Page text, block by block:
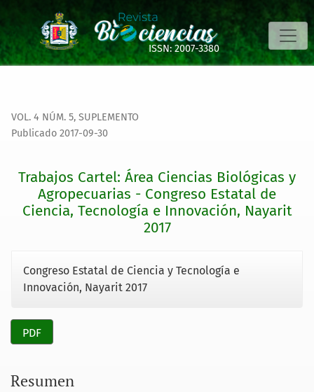
Trabajos Cartel: Área Ciencias Biológicas y Agropecuarias
ISSN: 2007-3380
VOL. 4 NÚM. 5, SUPLEMENTO
Trabajos Cartel: Área Ciencias Biológicas y
Agropecuarias - Congreso Estatal de
Ciencia, Tecnología e Innovación, Nayarit
2017
Publicado 2017-09-30
Congreso Estatal de Ciencia y Tecnología e
Innovación, Nayarit 2017
PDF
Resumen